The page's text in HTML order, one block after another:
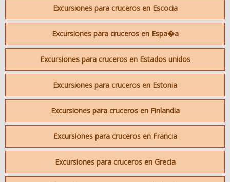
Excursiones para cruceros en Escocia
Excursiones para cruceros en Espa�a
Excursiones para cruceros en Estados unidos
Excursiones para cruceros en Estonia
Excursiones para cruceros en Finlandia
Excursiones para cruceros en Francia
Excursiones para cruceros en Grecia